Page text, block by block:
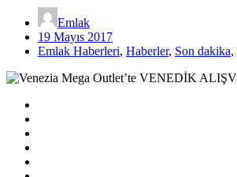
Emlak
19 Mayıs 2017
Emlak Haberleri, Haberler, Son dakika,